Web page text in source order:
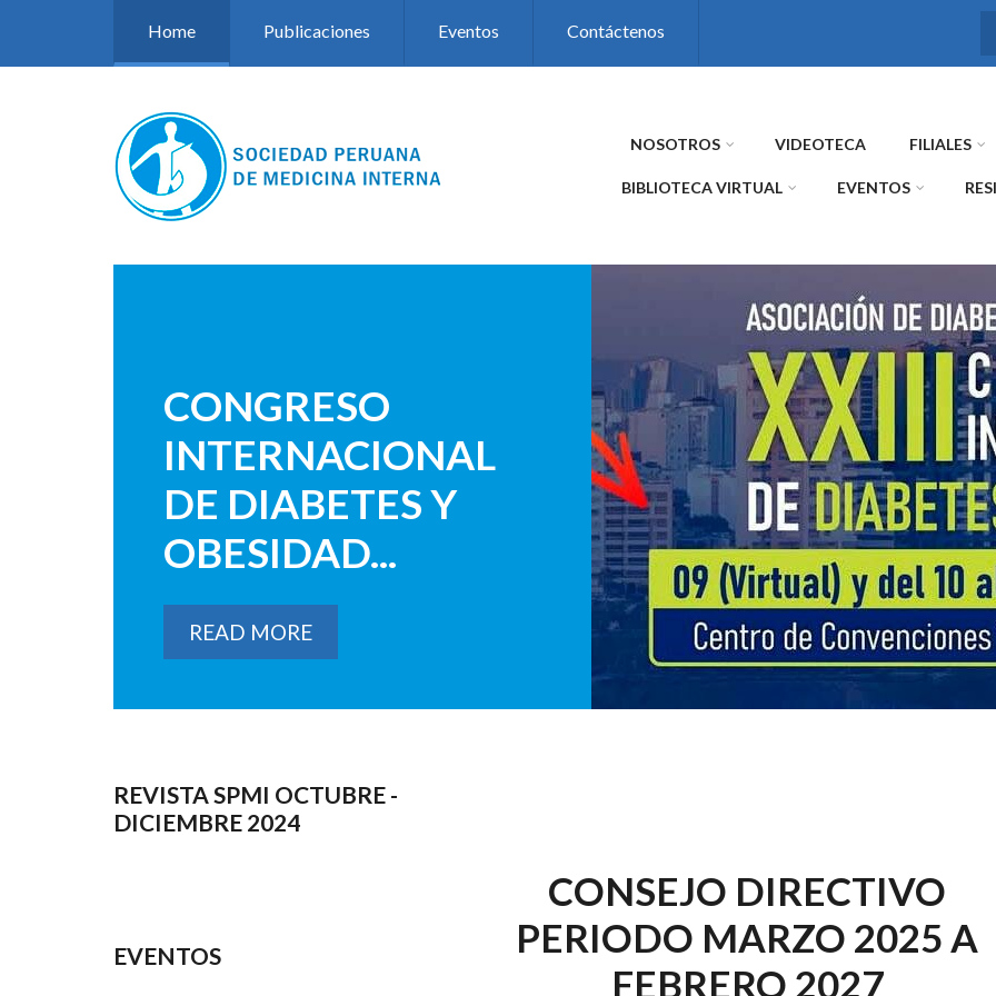
Home Publicaciones Eventos Contáctenos
NOSOTROS VIDEOTECA FILIALES
BIBLIOTECA VIRTUAL EVENTOS
CONGRESO
INTERNACIONAL
DE DIABETES Y
OBESIDAD...
READ MORE
REVISTA SPMI OCTUBRE -
DICIEMBRE 2024
EVENTOS
CONSEJO DIRECTIVO
PERIODO MARZO 2025 A
FEBRERO 2027